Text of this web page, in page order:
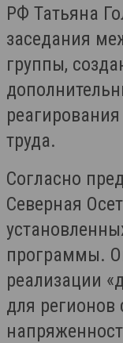
РФ Татьяна
заседания
группы,
труда.
Согласно
Северная
программы.
реализации
для регионов